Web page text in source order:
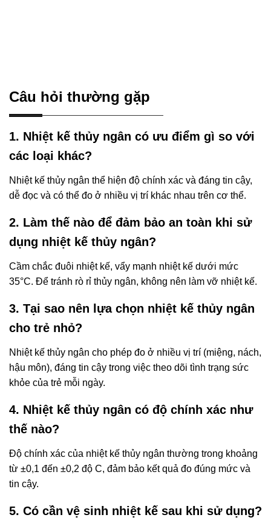
Câu hỏi thường gặp
1. Nhiệt kế thủy ngân có ưu điểm gì so với
các loại khác?
Nhiệt kế thủy ngân thể hiện độ chính xác và đáng tin cậy,
dễ đọc và có thể đo ở nhiều vị trí khác nhau trên cơ thể.
2. Làm thế nào để đảm bảo an toàn khi sử
dụng nhiệt kế thủy ngân?
Cầm chắc đuôi nhiệt kế, vẩy mạnh nhiệt kế dưới mức
35°C. Để tránh rò rỉ thủy ngân, không nên làm vỡ nhiệt kế.
3. Tại sao nên lựa chọn nhiệt kế thủy ngân
cho trẻ nhỏ?
Nhiệt kế thủy ngân cho phép đo ở nhiều vị trí (miệng, nách,
hậu môn), đáng tin cậy trong việc theo dõi tình trạng sức
khỏe của trẻ mỗi ngày.
4. Nhiệt kế thủy ngân có độ chính xác như
thế nào?
Độ chính xác của nhiệt kế thủy ngân thường trong khoảng
từ ±0,1 đến ±0,2 độ C, đảm bảo kết quả đo đúng mức và
tin cậy.
5. Có cần vệ sinh nhiệt kế sau khi sử dụng?